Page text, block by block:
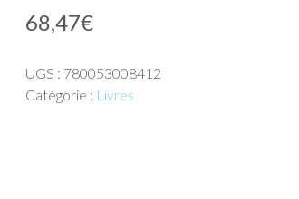
68,47€
UGS : 780053008412
Catégorie : Livres